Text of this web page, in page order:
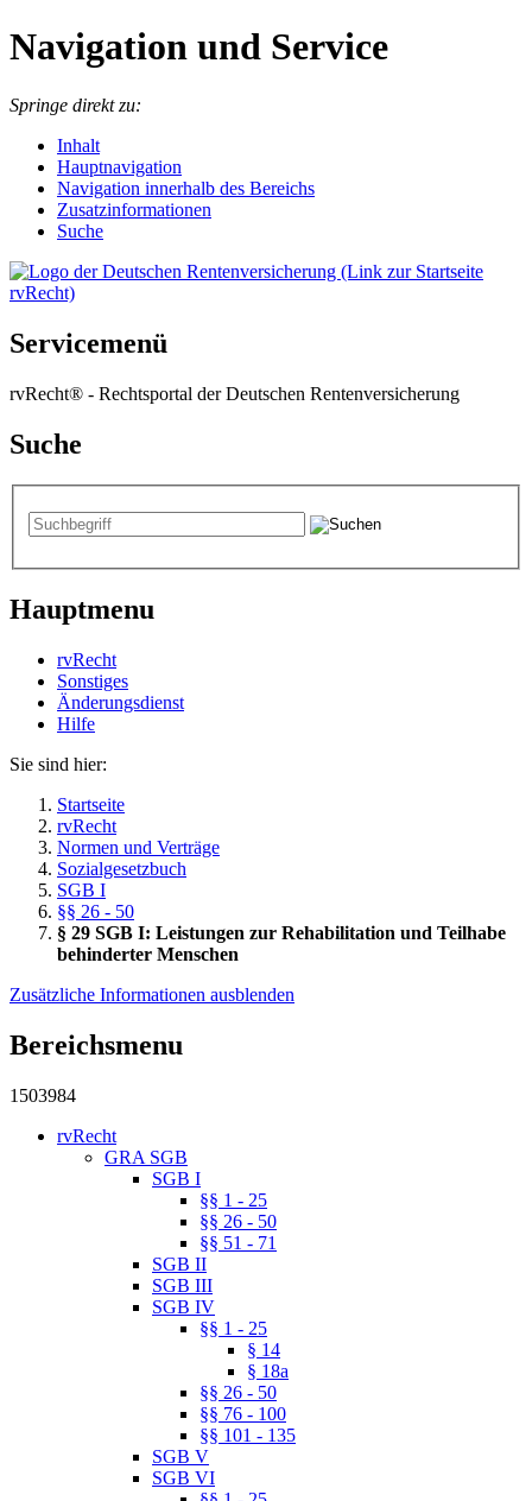
Navigation und Service
Springe direkt zu:
Inhalt
Hauptnavigation
Navigation innerhalb des Bereichs
Zusatzinformationen
Suche
Servicemenü
rvRecht® - Rechtsportal der Deutschen Rentenversicherung
Suche
Hauptmenu
rvRecht
Sonstiges
Änderungsdienst
Hil­fe
Sie sind hier:
Startseite
rvRecht
Normen und Verträge
Sozialgesetzbuch
SGB I
§§ 26 - 50
§ 29 SGB I: Leistungen zur Rehabilitation und Teilhabe
behinderter Menschen
Zusätzliche Informationen ausblenden
Bereichsmenu
1503984
rvRecht
GRA SGB
SGB I
§§ 1 - 25
§§ 26 - 50
§§ 51 - 71
SGB II
SGB III
SGB IV
§§ 1 - 25
§ 14
§ 18a
§§ 26 - 50
§§ 76 - 100
§§ 101 - 135
SGB V
SGB VI